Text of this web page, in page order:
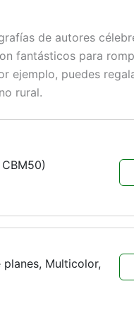
de autores
fantásticos para
ejemplo, puedes
rural.
planes, Multicolor,